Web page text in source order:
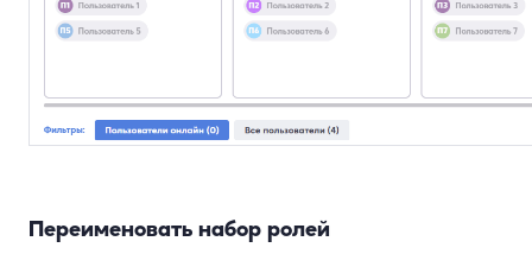
Переименовать набор ролей